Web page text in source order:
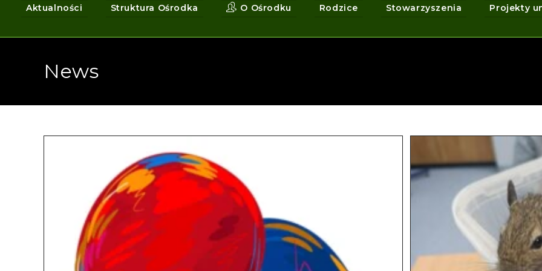
Aktualności Struktura Ośrodka O Ośrodku Rodzice Stowarzyszenia Projekty
News